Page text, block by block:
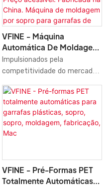
moldagem, moldagem e
fabricação de máquinas
completo, preço de venda na
China, combinando matérias-
primas de alta qualidade com
desempenho excelente e
estável. Desta forma,
garantimos que este produto
possui múltiplas
funcionalidades. Além disso,
sua aparência única e
produtos similares.
VFINE - Máquina
Automática De Moldagem
Por Sopro De Garrafas
PET De Plástico Com 10
Acessível. Fabricada Na
China. Máquina De
Moldagem Por Sopro Para
Garrafas De Água
Mineral/bebidas.
Impulsionados pela
competitividade do mercado,
aprimoramos nossas
tecnologias e nos tornamos
especialistas em utilizá-las
para fabricar o produto. Ficou
comprovado que o produto
um amplo potencial de
VFINE - Pré-Formas PET
Totalmente Automáticas